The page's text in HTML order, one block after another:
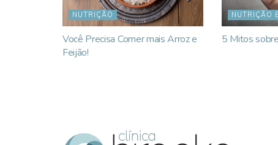
NUTRIÇÃO
Você Precisa Comer mais Arroz e
Feijão!
NUTRIÇÃO
5 Mitos